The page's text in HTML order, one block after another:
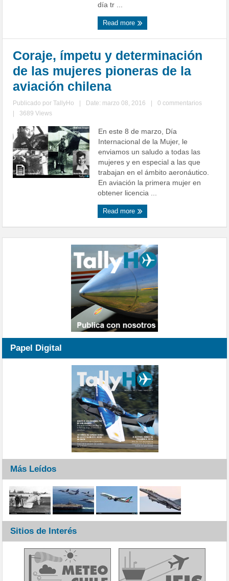
día tr ...
Read more
Coraje, ímpetu y determinación
de las mujeres pioneras de la
aviación chilena
Publicado porTallyHo Date: marzo 08, 2016
0 commentarios
3689 Views
En este 8 de marzo, Día
Internacional de la Mujer, le
enviamos un saludo a todas las
mujeres y en especial a las que
trabajan en el ámbito aeronáutico.
En aviación la primera mujer en
obtener licencia ...
Read more
Papel Digital
Más Leídos
Sitios de Interés